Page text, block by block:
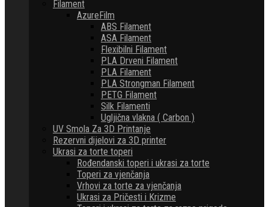
Filament
AzureFilm
ABS Filament
ASA Filament
Flexibilni Filament
PLA Drveni Filament
PLA Filament
PLA Strongman Filament
PETG Filament
Silk Filamenti
Ugljična vlakna ( Carbon )
UV Smola Za 3D Printanje
Rezervni dijelovi za 3D printer
Ukrasi za torte toperi
Rođendanski toperi i ukrasi za torte
Toperi za vjenčanja
Vrhovi za torte za vjenčanja
Ukrasi za Pričesti i Krizme